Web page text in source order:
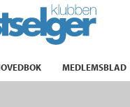
MEDLEMSBLAD